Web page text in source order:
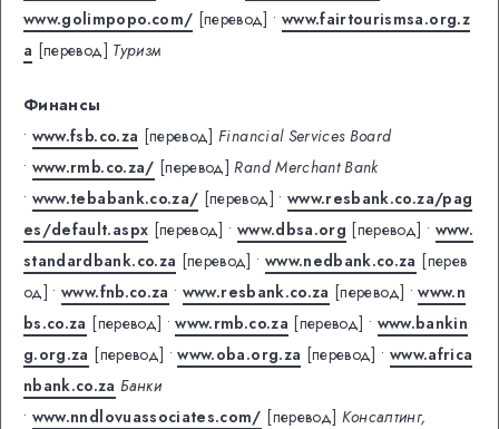
www.golimpopo.com/ [перевод] • www.fairtourismsa.org.z
a [перевод] Туризм
Финансы
• www.fsb.co.za [перевод] Financial Services Board
• www.rmb.co.za/ [перевод] Rand Merchant Bank
• www.tebabank.co.za/ [перевод] • www.resbank.co.za/pag
es/default.aspx [перевод] • www.dbsa.org [перевод] • www.
standardbank.co.za [перевод] • www.nedbank.co.za [перев
од] •www.fnb.co.za • www.resbank.co.za [перевод] •www.n
bs.co.za [перевод] •www.rmb.co.za [перевод] • www.bankin
g.org.za [перевод] •www.oba.org.za [перевод] • www.africa
nbank.co.za Банки
• www.nndlovuassociates.com/ [перевод] Консалтинг,